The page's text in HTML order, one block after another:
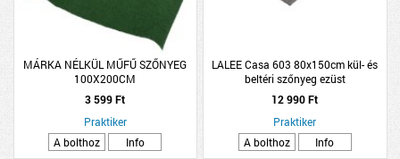
MÁRKA NÉLKÜL MŰFŰ SZŐNYEG
100X200CM
3 599 Ft
Praktiker
A bolthoz
Info
LALEE Casa 603 80x150cm kül- és
beltéri szőnyeg ezüst
12 990 Ft
Praktiker
A bolthoz
Info